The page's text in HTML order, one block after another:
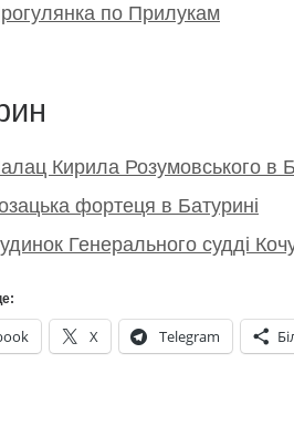
по Прилукам
Кирила Розумовського в
фортеця в Батурині
Генерального судді
X Telegram